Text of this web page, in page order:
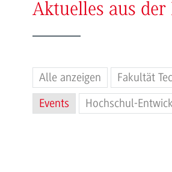
Aktuelles aus
Alle anzeigen Fakultät
Events
Hochschul-